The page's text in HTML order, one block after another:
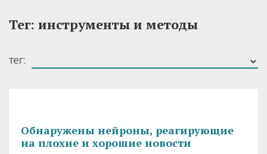
Тег: инструменты и методы
тег:
Обнаружены нейроны, реагирующие
на плохие и хорошие новости